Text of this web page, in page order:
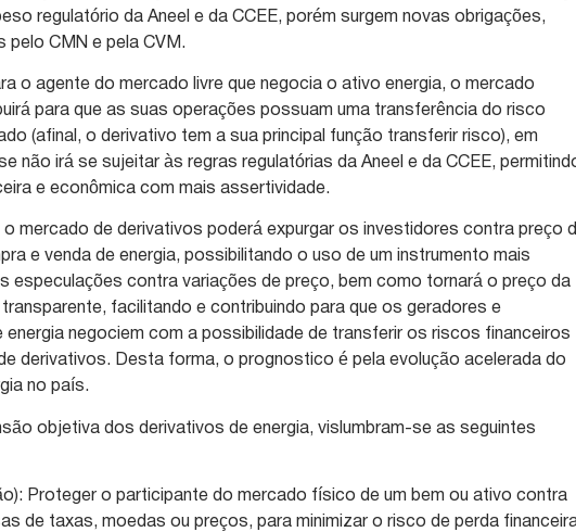
regulatório da Aneel e da CCEE, porém surgem novas obrigações,
pelo CMN e pela CVM.
o agente do mercado livre que negocia o ativo energia, o mercado
para que as suas operações possuam uma transferência do risco
(afinal, o derivativo tem a sua principal função transferir risco), em
não irá se sujeitar às regras regulatórias da Aneel e da CCEE,
e econômica com mais assertividade.
mercado de derivativos poderá expurgar os investidores contra preço
e venda de energia, possibilitando o uso de um instrumento mais
especulações contra variações de preço, bem como tornará o preço da
facilitando e contribuindo para que os geradores e
energia negociem com a possibilidade de transferir os riscos financeiros
derivativos. Desta forma, o prognostico é pela evolução acelerada do
no país.
objetiva dos derivativos de energia, vislumbram-se as seguintes
Proteger o participante do mercado físico de um bem ou ativo contra
de taxas, moedas ou preços, para minimizar o risco de perda